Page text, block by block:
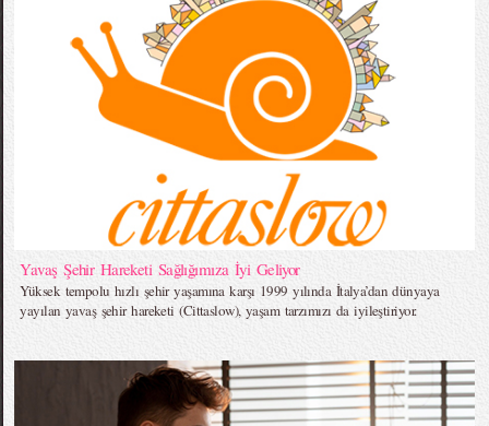
Yavaş Şehir Hareketi Sağlığımıza İyi Geliyor
Yüksek tempolu hızlı şehir yaşamına karşı 1999 yılında İtalya’dan dünyaya
yayılan yavaş şehir hareketi (Cittaslow), yaşam tarzımızı da iyileştiriyor.